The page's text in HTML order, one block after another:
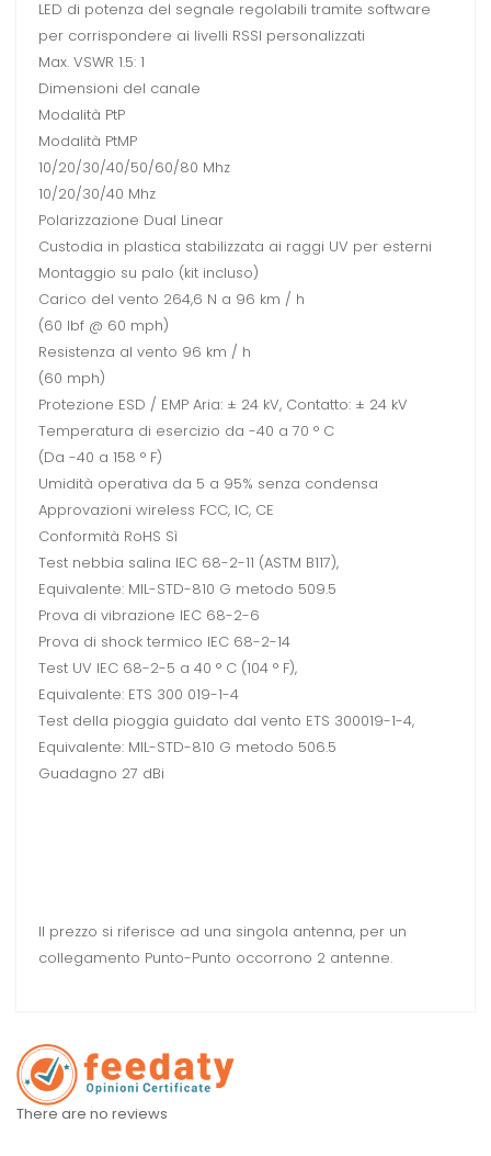
LED di potenza del segnale regolabili tramite software
per corrispondere ai livelli RSSI personalizzati
Max. VSWR 1.5: 1
Dimensioni del canale
Modalità PtP
Modalità PtMP
10/20/30/40/50/60/80 Mhz
10/20/30/40 Mhz
Polarizzazione Dual Linear
Custodia in plastica stabilizzata ai raggi UV per esterni
Montaggio su palo (kit incluso)
Carico del vento 264,6 N a 96 km / h
(60 lbf @ 60 mph)
Resistenza al vento 96 km / h
(60 mph)
Protezione ESD / EMP Aria: ± 24 kV, Contatto: ± 24 kV
Temperatura di esercizio da -40 a 70 ° C
(Da -40 a 158 ° F)
Umidità operativa da 5 a 95% senza condensa
Approvazioni wireless FCC, IC, CE
Conformità RoHS Sì
Test nebbia salina IEC 68-2-11 (ASTM B117),
Equivalente: MIL-STD-810 G metodo 509.5
Prova di vibrazione IEC 68-2-6
Prova di shock termico IEC 68-2-14
Test UV IEC 68-2-5 a 40 ° C (104 ° F),
Equivalente: ETS 300 019-1-4
Test della pioggia guidato dal vento ETS 300019-1-4,
Equivalente: MIL-STD-810 G metodo 506.5
Guadagno 27 dBi
Il prezzo si riferisce ad una singola antenna, per un
collegamento Punto-Punto occorrono 2 antenne.
There are no reviews